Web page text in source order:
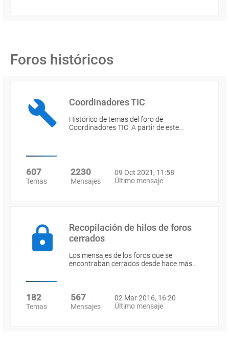
Foros históricos
Coordinadores TIC
Histórico de temas del foro de
Coordinadores TIC. A partir de este…
607
Temas
2230
Mensajes
09 Oct 2021, 11:58
Último mensaje
Recopilación de hilos de foros
cerrados
Los mensajes de los foros que se
encontraban cerrados desde hace más…
182
Temas
567
Mensajes
02 Mar 2016, 16:20
Último mensaje